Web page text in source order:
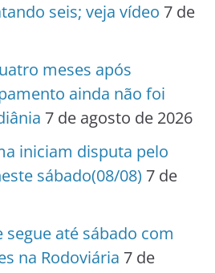
seis; veja vídeo 7 de
meses após
ainda não foi
7 de agosto de 2026
iniciam disputa pelo
sábado(08/08) 7 de
segue até sábado com
na Rodoviária 7 de